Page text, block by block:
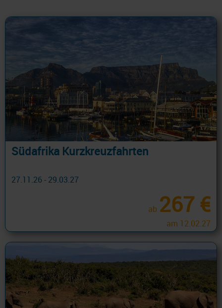
Südafrika Kurzkreuzfahrten
27.11.26 - 29.03.27
ab 267 €
am 12.02.27